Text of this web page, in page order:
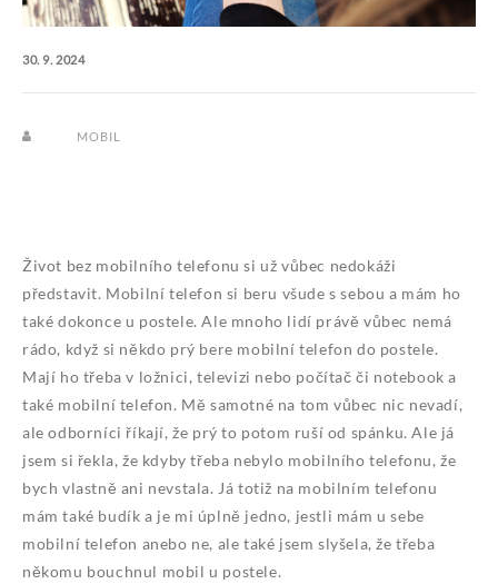
30. 9. 2024
MOBIL
Život bez mobilního telefonu si už vůbec nedokáži
představit. Mobilní telefon si beru všude s sebou a mám ho
také dokonce u postele. Ale mnoho lidí právě vůbec nemá
rádo, když si někdo prý bere mobilní telefon do postele.
Mají ho třeba v ložnici, televizi nebo počítač či notebook a
také mobilní telefon. Mě samotné na tom vůbec nic nevadí,
ale odborníci říkají, že prý to potom ruší od spánku. Ale já
jsem si řekla, že kdyby třeba nebylo mobilního telefonu, že
bych vlastně ani nevstala. Já totiž na mobilním telefonu
mám také budík a je mi úplně jedno, jestli mám u sebe
mobilní telefon anebo ne, ale také jsem slyšela, že třeba
někomu bouchnul mobil u postele.